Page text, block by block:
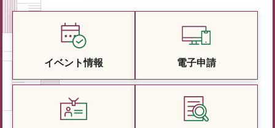
イベント情報 電子申請